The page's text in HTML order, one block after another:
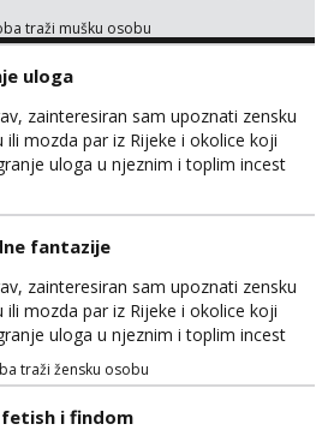
link i javi mi se tamo....
traži mušku osobu
uloga
zainteresiran sam upoznati zensku
ili mozda par iz Rijeke i okolice koji
uloga u njeznim i toplim incest
izgled nebitan, bitno je da znas sto
se volis zabavljati. Javitese na mail,
ili zovite. Samo ozbiljni, hvala
fantazije
zainteresiran sam upoznati zensku
ili mozda par iz Rijeke i okolice koji
uloga u njeznim i toplim incest
izgled nebitan, bitno je da znas sto
se volis zabavljati. Javitese na mail,
ili zovite. Samo ozbiljni, hvala
traži žensku osobu
i findom